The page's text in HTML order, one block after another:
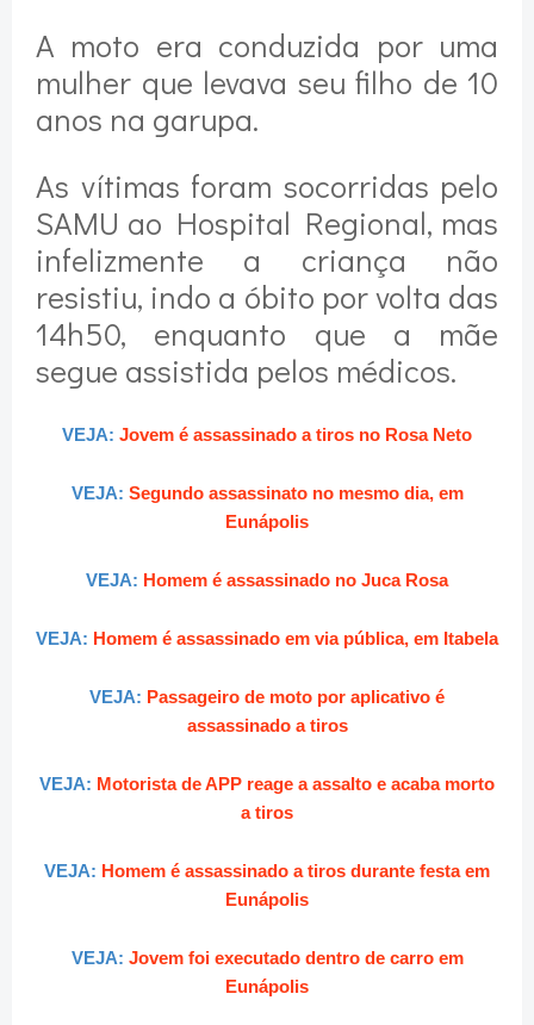
A moto era conduzida por uma
mulher que levava seu filho de 10
anos na garupa.
As vítimas foram socorridas pelo
SAMU ao Hospital Regional, mas
infelizmente a criança não
resistiu, indo a óbito por volta das
14h50, enquanto que a mãe
segue assistida pelos médicos.
VEJA: Jovem é assassinado a tiros no Rosa Neto
VEJA: Segundo assassinato no mesmo dia, em
Eunápolis
VEJA: Homem é assassinado no Juca Rosa
VEJA: Homem é assassinado em via pública, em Itabela
VEJA: Passageiro de moto por aplicativo é
assassinado a tiros
VEJA: Motorista de APP reage a assalto e acaba morto
a tiros
VEJA: Homem é assassinado a tiros durante festa em
Eunápolis
VEJA: Jovem foi executado dentro de carro em
Eunápolis